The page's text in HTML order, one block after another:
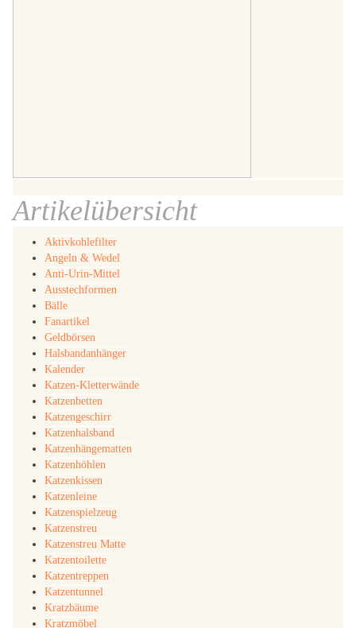
Artikelübersicht
Aktivkohlefilter
Angeln & Wedel
Anti-Urin-Mittel
Ausstechformen
Bälle
Fanartikel
Geldbörsen
Halsbandanhänger
Kalender
Katzen-Kletterwände
Katzenbetten
Katzengeschirr
Katzenhalsband
Katzenhängematten
Katzenhöhlen
Katzenkissen
Katzenleine
Katzenspielzeug
Katzenstreu
Katzenstreu Matte
Katzentoilette
Katzentreppen
Katzentunnel
Kratzbäume
Kratzmöbel